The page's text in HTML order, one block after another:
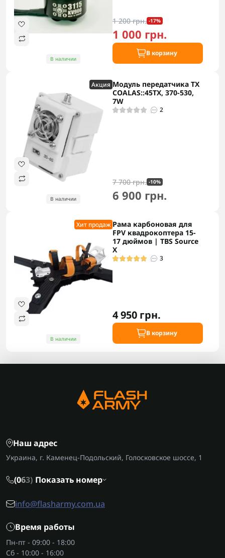
В наличии
1 200 грн. -17%
1 000 грн.
В корзину
Акция
В наличии
Модуль передатчика TX
COALAS::45TX, 370-530,
7W
2
7 700 грн. -10%
6 900 грн.
Хит продаж
В наличии
Рама карбоновая для
FPV квадрокоптера 15-
17 дюймов | TBS Source
X
3
4 950 грн.
В корзину
Наш адрес
Украина, г. Каменец-Подольский, Голосковское шоссе, 1
(063) Показать номер
info@flasharmy.com.ua
Время работы
Пн-пт - 09:00 - 18:00
Сб - 10:00 - 16:00